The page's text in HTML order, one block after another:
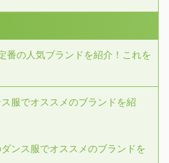
番の人気ブランドを紹介！これを
ス服でオススメのブランドを紹
ダンス服でオススメのブランドを